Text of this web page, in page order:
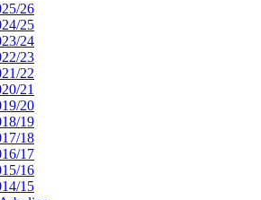
26
25
24
23
22
21
20
19
18
17
16
15